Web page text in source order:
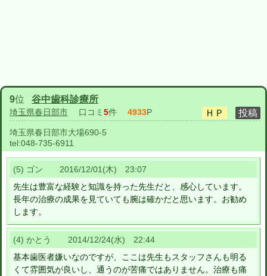
9位 谷中歯科診療所
埼玉県春日部市 口コミ 5件 4933P
埼玉県春日部市大場690-5
tel:048-735-6911
(5) ゴン 2016/12/01(木) 23:07
先生は豊富な経験と知識を持った先生だと、感心しています。
長年の治療の成果を見ていても腕は確かだと思います。お勧め
します。
(4) かとう 2014/12/24(水) 22:44
基本歯医者嫌いなのですが、ここは先生もスタッフさんも明る
くて雰囲気が良いし、通うのが苦痛ではありません。治療も痛